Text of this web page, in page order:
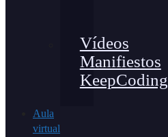
Vídeos
Manifiestos
KeepCoding
Aula
virtual